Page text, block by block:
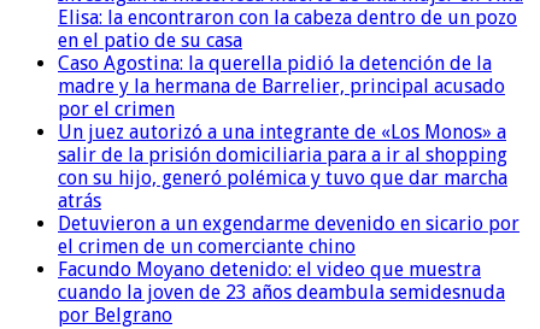
Elisa: la encontraron con la cabeza dentro de un pozo
en el patio de su casa
Caso Agostina: la querella pidió la detención de la
madre y la hermana de Barrelier, principal acusado
por el crimen
Un juez autorizó a una integrante de «Los Monos» a
salir de la prisión domiciliaria para a ir al shopping
con su hijo, generó polémica y tuvo que dar marcha
atrás
Detuvieron a un exgendarme devenido en sicario por
el crimen de un comerciante chino
Facundo Moyano detenido: el video que muestra
cuando la joven de 23 años deambula semidesnuda
por Belgrano